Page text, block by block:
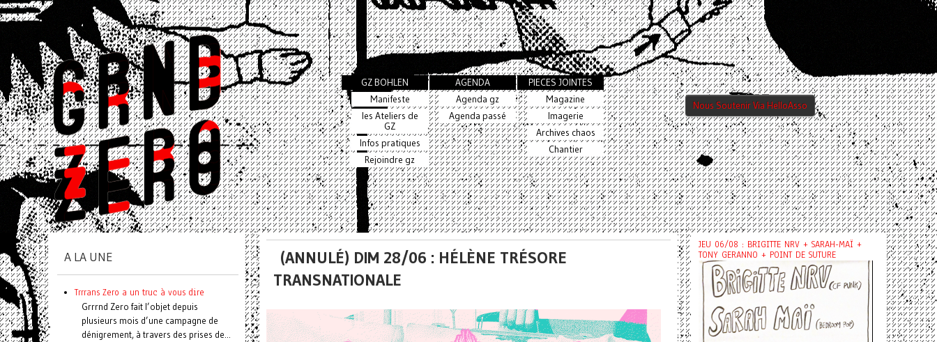
GZ BOHLEN
Manifeste
les Ateliers de
GZ
Infos pratiques
Rejoindre gz
AGENDA
Agenda gz
Agenda passé
PIECES JOINTES
Magazine
Imagerie
Archives chaos
Chantier
Nous Soutenir Via HelloAsso
(ANNULÉ) DIM 28/06 : HÉLÈNE TRÉSORE
TRANSNATIONALE
A LA UNE
Trrrans Zero a un truc à vous dire
Grrrnd Zero fait l’objet depuis
plusieurs mois d’une campagne de
dénigrement, à travers des prises de...
JEU 06/08 : BRIGITTE NRV + SARAH-MAÏ +
TONY GERANNO + POINT DE SUTURE